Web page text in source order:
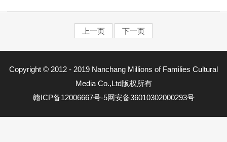
上一页 下一页
Copyright © 2012 - 2019 Nanchang Millions of Families Cultural
Media Co.,Ltd版权所有
赣ICP备12006667号-5网安备36010302000293号
东湖区
西湖区